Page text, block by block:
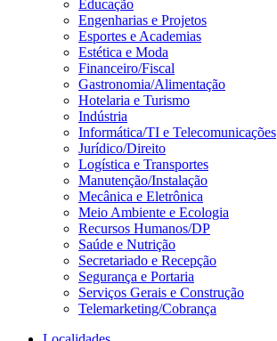
Educação
Engenharias e Projetos
Esportes e Academias
Estética e Moda
Financeiro/Fiscal
Gastronomia/Alimentação
Hotelaria e Turismo
Indústria
Informática/TI e Telecomunicações
Jurídico/Direito
Logística e Transportes
Manutenção/Instalação
Mecânica e Eletrônica
Meio Ambiente e Ecologia
Recursos Humanos/DP
Saúde e Nutrição
Secretariado e Recepção
Segurança e Portaria
Serviços Gerais e Construção
Telemarketing/Cobrança